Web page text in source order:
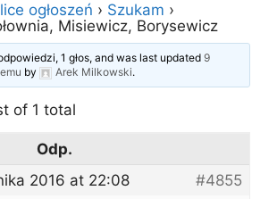
ogłoszeń › Szukam ›
Misiewicz, Borysewicz
1 głos, and was last updated9
by Arek Milkowski.
of 1 total
Odp.
2016 at 22:08
#4855